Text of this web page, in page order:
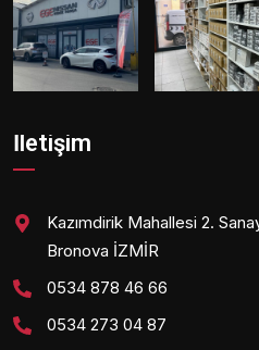
İletişim
Kazımdirik Mahallesi 2.
Bronova İZMİR
0534 878 46 66
0534 273 04 87